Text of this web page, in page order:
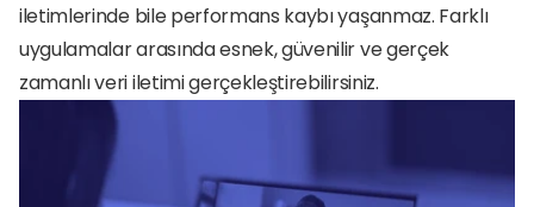
iletimlerinde bile performans kaybı yaşanmaz. Farklı
uygulamalar arasında esnek, güvenilir ve gerçek
zamanlı veri iletimi gerçekleştirebilirsiniz.